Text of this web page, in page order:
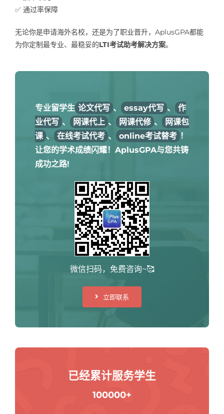
✅ 通过率保障
无论你是申请海外名校，还是为了职业晋升，AplusGPA都能
为你定制最专业、最稳妥的LTI考试助考解决方案。
专业留学生 论文代写 、 essay代写 、
作
业代写 、 网课代上 、 网课代修 、
网课包
课 、 在线考试代考 、 online考试替考 ！
让您的学术成绩闪耀！AplusGPA与您共铸
成功之路!
微信扫码，免费咨询~🥰
立即联系
已经累计服务学生
100000+